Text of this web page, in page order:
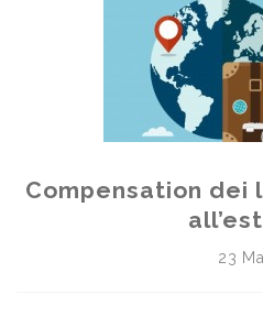
Compensation
23